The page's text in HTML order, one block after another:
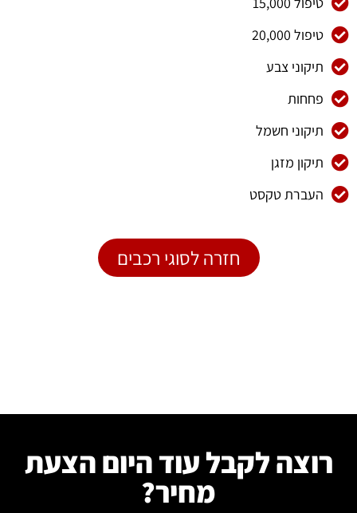
טיפול 20,000
תיקוני צבע
פחחות
תיקוני חשמל
תיקון מזגן
העברת טקסט
חזרה לסוגי רכבים
רוצה לקבל עוד היום הצעת
מחיר?